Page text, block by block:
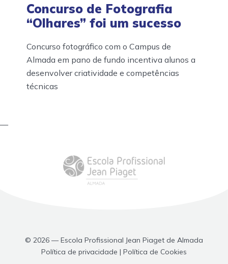
Concurso de Fotografia
“Olhares” foi um sucesso
Concurso fotográfico com o Campus de
Almada em pano de fundo incentiva alunos a
desenvolver criatividade e competências
técnicas
—
© 2026 — Escola Profissional Jean Piaget de Almada
Política de privacidade | Política de Cookies